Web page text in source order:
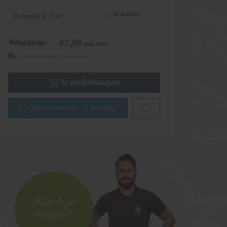
Je bestelt: 0.72 m² Verpakking
Totaalprijs: incl. btw.
Verzendkosten berekenen
Offerte aanvragen (1 werkdag)
Kan ik je
helpen?